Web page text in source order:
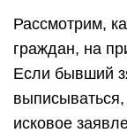
Рассмотрим,
граждан, на
Если бывший
исковое